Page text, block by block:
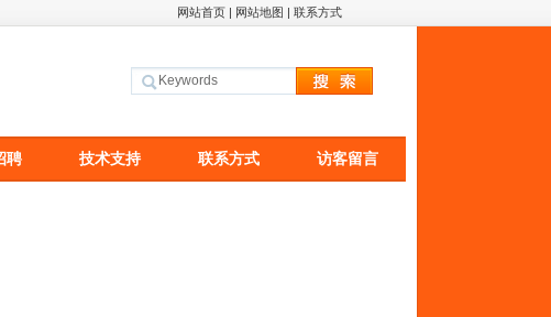
网站首页| 网站地图 | 联系方式
聘 技术支持 联系方式 访客留言